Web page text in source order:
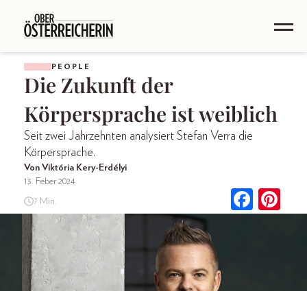
PEOPLE
Die Zukunft der
Körpersprache ist weiblich
Seit zwei Jahrzehnten analysiert Stefan Verra die
Körpersprache.
Von Viktória Kery-Erdélyi
13. Feber 2024
7 Min.